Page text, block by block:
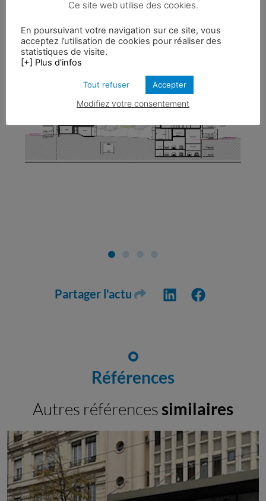
Partager l'actu
Références
Autres références similaires
Ce site web utilise des cookies.
En poursuivant votre navigation sur ce site, vous
acceptez l’utilisation de cookies pour réaliser des
statistiques de visite.
[+] Plus d'infos
Tout refuser Accepter
Modifiez votre consentement